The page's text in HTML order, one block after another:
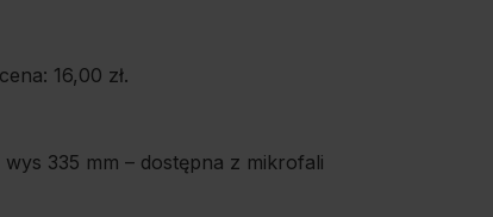
16,00 zł.
335 mm – dostępna z mikrofali